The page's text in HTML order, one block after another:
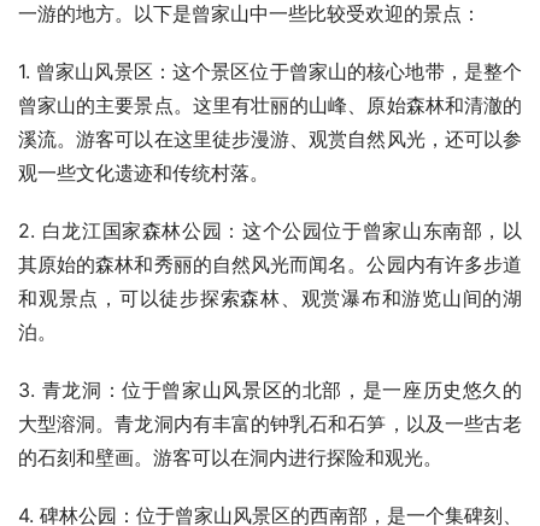
一游的地方。以下是曾家山中一些比较受欢迎的景点：
1. 曾家山风景区：这个景区位于曾家山的核心地带，是整个
曾家山的主要景点。这里有壮丽的山峰、原始森林和清澈的
溪流。游客可以在这里徒步漫游、观赏自然风光，还可以参
观一些文化遗迹和传统村落。
2. 白龙江国家森林公园：这个公园位于曾家山东南部，以
其原始的森林和秀丽的自然风光而闻名。公园内有许多步道
和观景点，可以徒步探索森林、观赏瀑布和游览山间的湖
泊。
3. 青龙洞：位于曾家山风景区的北部，是一座历史悠久的
大型溶洞。青龙洞内有丰富的钟乳石和石笋，以及一些古老
的石刻和壁画。游客可以在洞内进行探险和观光。
4. 碑林公园：位于曾家山风景区的西南部，是一个集碑刻、